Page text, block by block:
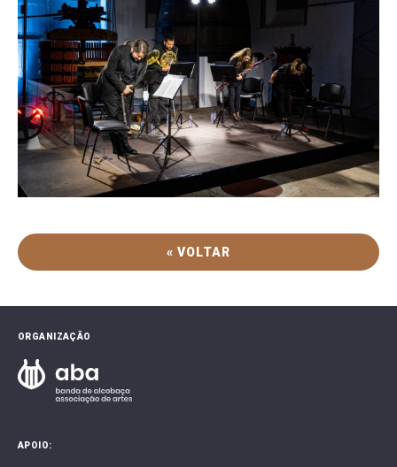
« VOLTAR
ORGANIZAÇÃO
APOIO: